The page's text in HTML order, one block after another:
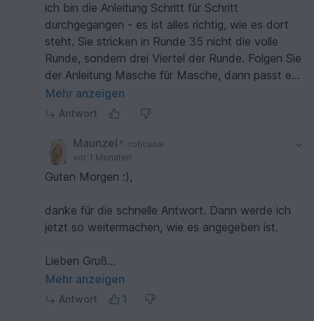
ich bin die Anleitung Schritt für Schritt
durchgegangen - es ist alles richtig, wie es dort
steht. Sie stricken in Runde 35 nicht die volle
Runde, sondern drei Viertel der Runde. Folgen Sie
der Anleitung Masche für Masche, dann passt es
:-)
Herzliche Grüße sendet
Mehr anzeigen
Antwort
Maunzel
roticanai
vor 1 Monaten
Guten Morgen :),
danke für die schnelle Antwort. Dann werde ich
jetzt so weitermachen, wie es angegeben ist.
Lieben Gruß
Christiane
Mehr anzeigen
Antwort 1